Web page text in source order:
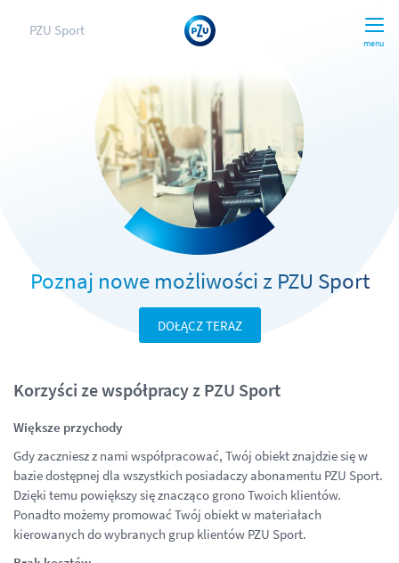
menu
PZU Sport
Poznaj nowe możliwości z PZU Sport
DOŁĄCZ TERAZ
Korzyści ze współpracy z PZU Sport
Większe przychody
Gdy zaczniesz z nami współpracować, Twój obiekt znajdzie się w
bazie dostępnej dla wszystkich posiadaczy abonamentu PZU Sport.
Dzięki temu powiększy się znacząco grono Twoich klientów.
Ponadto możemy promować Twój obiekt w materiałach
kierowanych do wybranych grup klientów PZU Sport.